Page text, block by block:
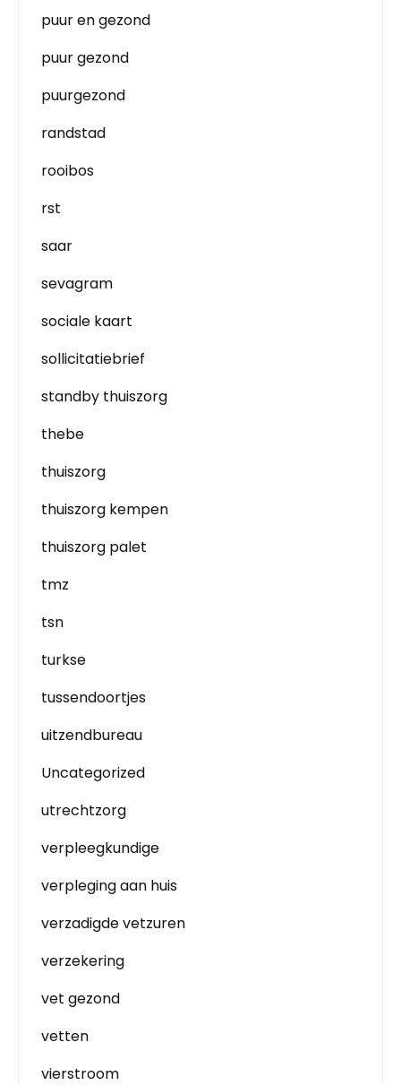
puur en gezond
puur gezond
puurgezond
randstad
rooibos
rst
saar
sevagram
sociale kaart
sollicitatiebrief
standby thuiszorg
thebe
thuiszorg
thuiszorg kempen
thuiszorg palet
tmz
tsn
turkse
tussendoortjes
uitzendbureau
Uncategorized
utrechtzorg
verpleegkundige
verpleging aan huis
verzadigde vetzuren
verzekering
vet gezond
vetten
vierstroom